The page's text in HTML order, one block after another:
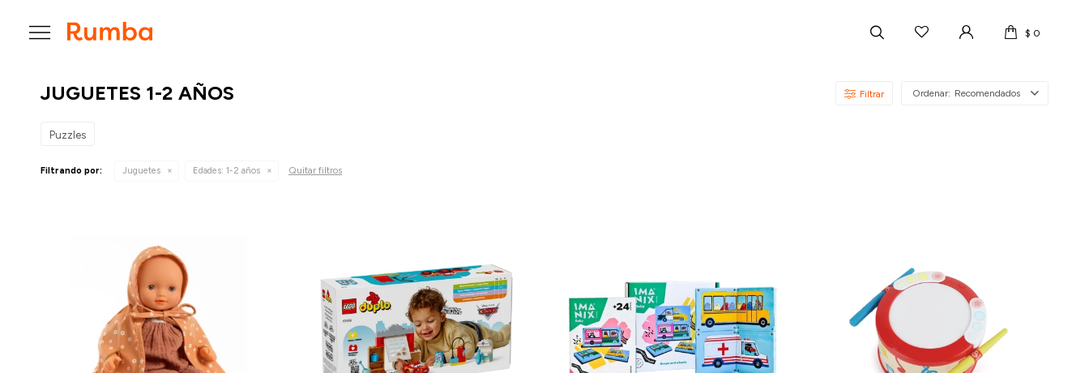
$ 0

JUGUETES 1-2 AÑOS Recomendados
Puzzles
Filtrando por: Juguetes Edades: 1-2 años Quitar filtros